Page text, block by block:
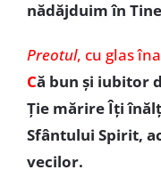
nădăjduim în
Preotul, cu glas
Că bun și iubitor
Ție mărire Îți
Sfântului Spirit,
vecilor.